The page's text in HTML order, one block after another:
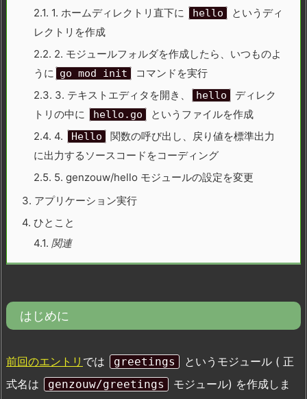
2.1. 1. ホームディレクトリ直下に hello
というディ
レクトリを作成
2.2. 2. モジュールフォルダを作成したら、 いつものよ
うに go mod init
コマンドを実行
2.3. 3. テキストエディタを開き、 hello
ディレク
トリの中に
hello.go
というファイルを作成
2.4. 4. Hello
関数の呼び出し、戻り値を標準出力
に出力するソースコードをコーディング
2.5. 5. genzouw/hello モジュールの設定を変更
3. アプリケーション実行
4. ひとこと
4.1. 関連
はじめに
前回のエントリ では greetings
というモジュール ( 正
式名は
genzouw/greetings
モジュール) を作成しま